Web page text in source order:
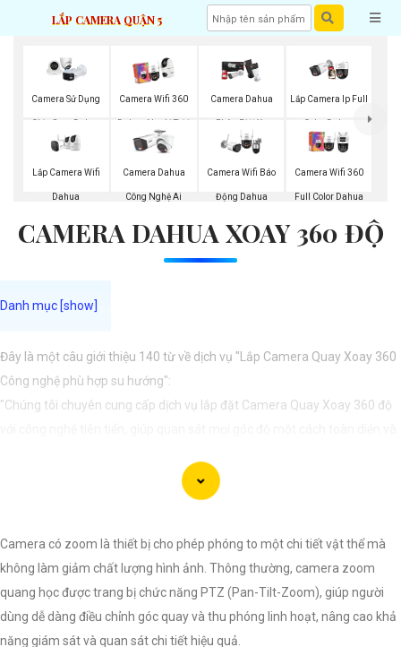
LẮP CAMERA QUẬN 5
Camera Sử Dụng
Chip Sony Dahua
Camera Wifi 360
Dahua Ngoài Trời
Camera Dahua
Phân Biệt Xe
Lắp Camera Ip Full
Color Dahua
Lắp Camera Wifi
Dahua
Camera Dahua
Công Nghệ Ai
Camera Wifi Báo
Động Dahua
Camera Wifi 360
Full Color Dahua
CAMERA DAHUA XOAY 360 ĐỘ
Đây là một câu giới thiệu 140 từ về dịch vụ "Lắp Camera Quay Xoay 360
Công nghệ phù hợp su hướng":
"Chúng tôi chuyên cung cấp dịch vụ lắp đặt Camera Quay Xoay 360 độ
động trong khu vực mục tiêu một cách dễ dàng và tiện lợi. Hãy liên hệ
với chúng tôi để được tư vấn và lựa chọn giải pháp camera phù hợp nhất
Camera có zoom là thiết bị cho phép phóng to một chi tiết vật thể mà
không làm giảm chất lượng hình ảnh. Thông thường, camera zoom
quang học được trang bị chức năng PTZ (Pan-Tilt-Zoom), giúp người
dùng dễ dàng điều chỉnh góc quay và thu phóng linh hoạt, nâng cao khả
năng giám sát và quan sát chi tiết hiệu quả.